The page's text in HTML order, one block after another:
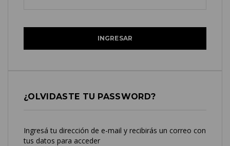
¿OLVIDASTE TU PASSWORD?
Ingresá tu dirección de e-mail y recibirás un correo con
tus datos para acceder